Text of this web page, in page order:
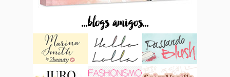
...blogs amigos...